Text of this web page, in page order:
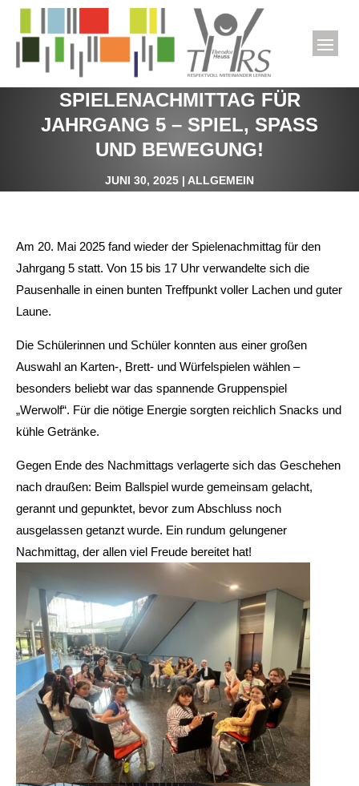
SPIELENACHMITTAG FÜR
JAHRGANG 5 – SPIEL, SPASS U
ND BEWEGUNG!
JUNI 30, 2025 | ALLGEMEIN
Am 20. Mai 2025 fand wieder der Spielenachmittag für den
Jahrgang 5 statt. Von 15 bis 17 Uhr verwandelte sich die
Pausenhalle in einen bunten Treffpunkt voller Lachen und guter
Laune.
Die Schülerinnen und Schüler konnten aus einer großen
Auswahl an Karten-, Brett- und Würfelspielen wählen –
besonders beliebt war das spannende Gruppenspiel
„Werwolf“. Für die nötige Energie sorgten reichlich Snacks und
kühle Getränke.
Gegen Ende des Nachmittags verlagerte sich das Geschehen
nach draußen: Beim Ballspiel wurde gemeinsam gelacht,
gerannt und gepunktet, bevor zum Abschluss noch
ausgelassen getanzt wurde. Ein rundum gelungener
Nachmittag, der allen viel Freude bereitet hat!